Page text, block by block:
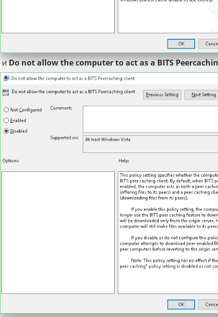
иDo not allow the computer to act as a BITS